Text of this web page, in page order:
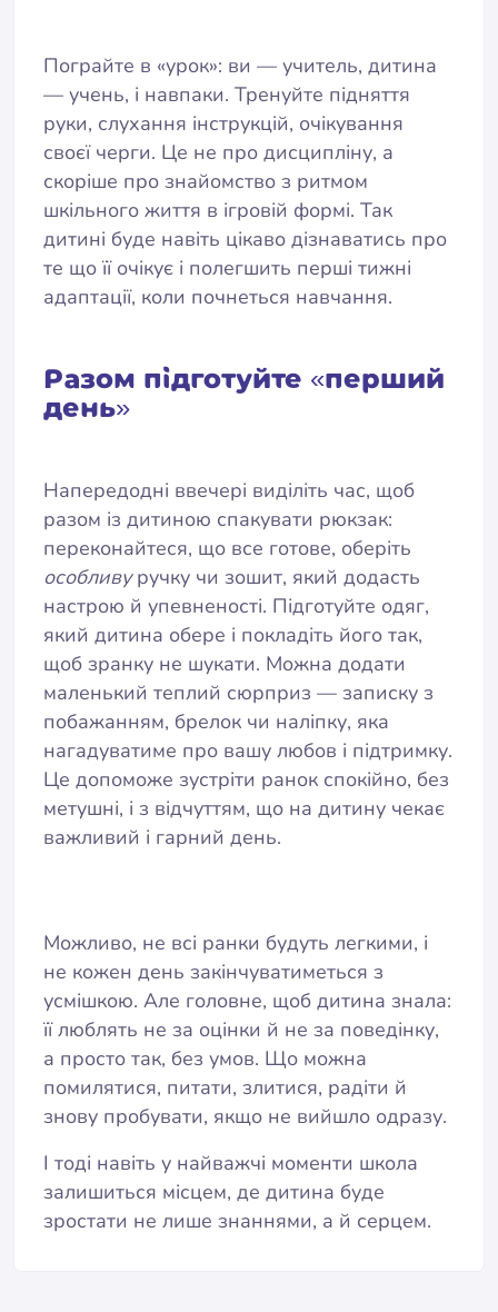
Пограйте в «урок»: ви — учитель, дитина
— учень, і навпаки. Тренуйте підняття
руки, слухання інструкцій, очікування
своєї черги. Це не про дисципліну, а
скоріше про знайомство з ритмом
шкільного життя в ігровій формі. Так
дитині буде навіть цікаво дізнаватись про
те що її очікує і полегшить перші тижні
адаптації, коли почнеться навчання.
Разом підготуйте «перший
день»
Напередодні ввечері виділіть час, щоб
разом із дитиною спакувати рюкзак:
переконайтеся, що все готове, оберіть
особливуручку чи зошит, який додасть
настрою й упевненості. Підготуйте одяг,
який дитина обере і покладіть його так,
щоб зранку не шукати. Можна додати
маленький теплий сюрприз — записку з
побажанням, брелок чи наліпку, яка
нагадуватиме про вашу любов і підтримку.
Це допоможе зустріти ранок спокійно, без
метушні, і з відчуттям, що на дитину чекає
важливий і гарний день.
Можливо, не всі ранки будуть легкими, і
не кожен день закінчуватиметься з
усмішкою. Але головне, щоб дитина знала:
її люблять не за оцінки й не за поведінку,
а просто так, без умов. Що можна
помилятися, питати, злитися, радіти й
знову пробувати, якщо не вийшло одразу.
І тоді навіть у найважчі моменти школа
залишиться місцем, де дитина буде
зростати не лише знаннями, а й серцем.